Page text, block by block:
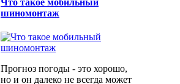
шиномонтаж
Прогноз погоды - это хорошо,
но и он далеко не всегда может